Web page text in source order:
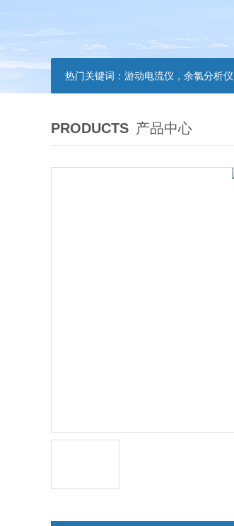
热门关键词： 游动电流仪，余氯分析仪
PRODUCTS 产品中心